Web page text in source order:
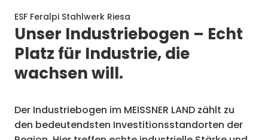
ESF Feralpi Stahlwerk Riesa
Unser Industriebogen – Echt
Platz für Industrie, die
wachsen will.
Der Industriebogen im MEISSNER LAND zählt zu
den bedeutendsten Investitionsstandorten der